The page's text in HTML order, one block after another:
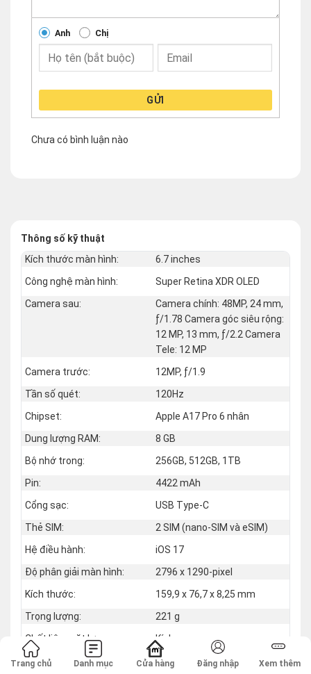
Anh Chị
GỬI
Chưa có bình luận nào
Thông số kỹ thuật
Kích thước màn hình:
6.7 inches
Công nghệ màn hình:
Super Retina XDR OLED
Camera sau:
Camera chính: 48MP, 24 mm,
ƒ/1.78 Camera góc siêu rộng:
12 MP, 13 mm, ƒ/2.2 Camera
Tele: 12 MP
Camera trước:
12MP, ƒ/1.9
Tần số quét:
120Hz
Chipset:
Apple A17 Pro 6 nhân
Dung lượng RAM:
8 GB
Bộ nhớ trong:
256GB, 512GB, 1TB
Pin:
4422 mAh
Cổng sạc:
USB Type-C
Thẻ SIM:
2 SIM (nano‑SIM và eSIM)
Hệ điều hành:
iOS 17
Độ phân giải màn hình:
2796 x 1290-pixel
Kích thước:
159,9 x 76,7 x 8,25 mm
Trọng lượng:
221 g
Chất liệu mặt lưng:
Kính
Chất liệu khung viền:
Titanium
Trang chủ Danh mục Cửa hàng Đăng nhập Xem thêm